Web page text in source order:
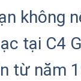
không
tại C4
từ năm